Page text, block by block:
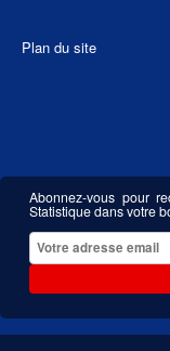
Plan du site
Abonnez-vous pour
Statistique dans votre